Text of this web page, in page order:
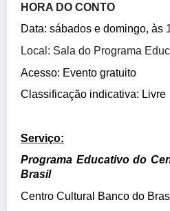
HORA DO CONTO
Data: sábados e domingo, às
Local: Sala do Programa
Acesso: Evento gratuito
Classificação indicativa: Livre
Serviço:
Programa Educativo do
Brasil
Centro Cultural Banco do